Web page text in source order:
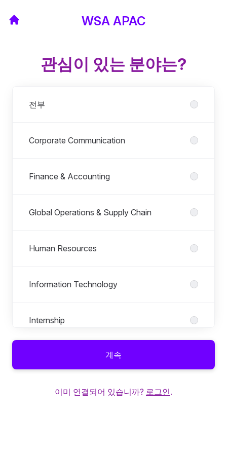
WSA APAC
관심이 있는 분야는?
전부
Corporate Communication
Finance & Accounting
Global Operations & Supply Chain
Human Resources
Information Technology
Internship
Marketing
계속
이미 연결되어 있습니까? 로그인.